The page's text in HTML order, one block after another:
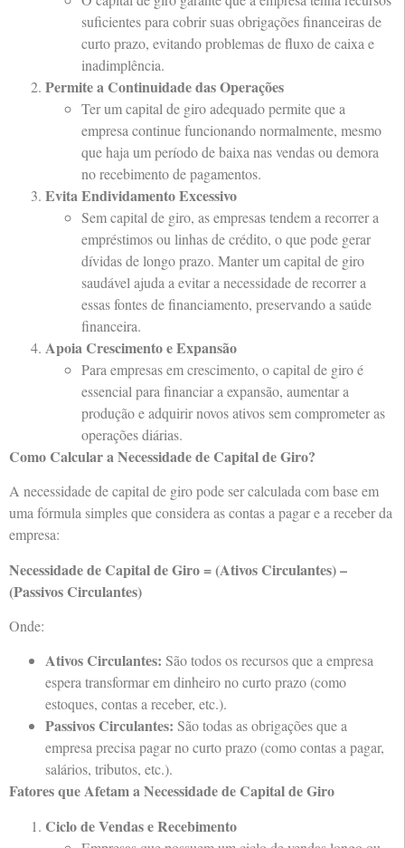
suficientes para cobrir suas obrigações financeiras de
curto prazo, evitando problemas de fluxo de caixa e
inadimplência.
Permite a Continuidade das Operações
Ter um capital de giro adequado permite que a
empresa continue funcionando normalmente, mesmo
que haja um período de baixa nas vendas ou demora
no recebimento de pagamentos.
Evita Endividamento Excessivo
Sem capital de giro, as empresas tendem a recorrer a
empréstimos ou linhas de crédito, o que pode gerar
dívidas de longo prazo. Manter um capital de giro
saudável ajuda a evitar a necessidade de recorrer a
essas fontes de financiamento, preservando a saúde
financeira.
Apoia Crescimento e Expansão
Para empresas em crescimento, o capital de giro é
essencial para financiar a expansão, aumentar a
produção e adquirir novos ativos sem comprometer as
operações diárias.
Como Calcular a Necessidade de Capital de Giro?
A necessidade de capital de giro pode ser calculada com base em
uma fórmula simples que considera as contas a pagar e a receber da
empresa:
Necessidade de Capital de Giro = (Ativos Circulantes) –
(Passivos Circulantes)
Onde:
Ativos Circulantes: São todos os recursos que a empresa
espera transformar em dinheiro no curto prazo (como
estoques, contas a receber, etc.).
Passivos Circulantes: São todas as obrigações que a
empresa precisa pagar no curto prazo (como contas a pagar,
salários, tributos, etc.).
Fatores que Afetam a Necessidade de Capital de Giro
Ciclo de Vendas e Recebimento